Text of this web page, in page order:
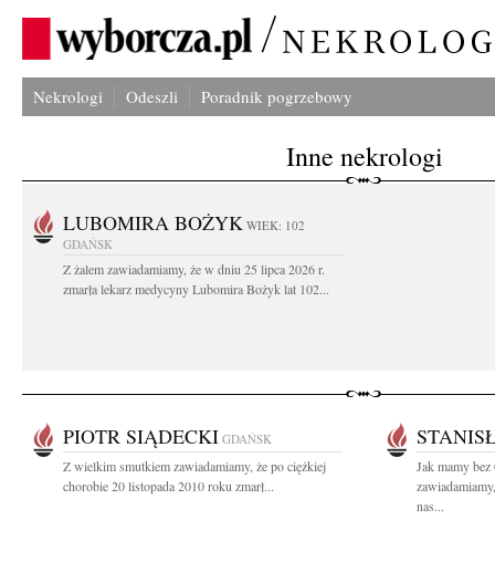
Nekrologi Odeszli Poradnik pogrzebowy
Inne nekrologi
LUBOMIRA BOŻYK WIEK: 102
GDAŃSK
Z żalem zawiadamiamy, że w dniu 25 lipca 2026 r.
zmarła lekarz medycyny Lubomira Bożyk lat 102...
PIOTR SIĄDECKI GDAŃSK
Z wielkim smutkiem zawiadamiamy, że po ciężkiej
chorobie 20 listopada 2010 roku zmarł...
Jak mamy
nas...